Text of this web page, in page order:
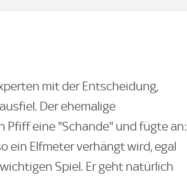
mit der Entscheidung,
Der ehemalige
Pfiff eine "Schande" und fügte an:
ein Elfmeter verhängt wird, egal
Spiel. Er geht natürlich